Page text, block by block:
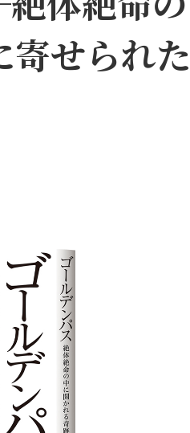
せられ